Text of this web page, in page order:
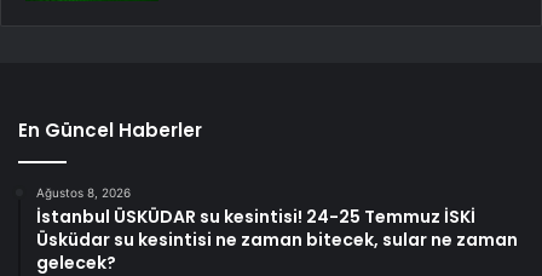
En Güncel Haberler
Ağustos 8, 2026
İstanbul ÜSKÜDAR su kesintisi! 24-25 Temmuz İSKİ
Üsküdar su kesintisi ne zaman bitecek, sular ne zaman
gelecek?